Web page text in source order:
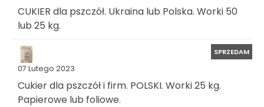
CUKIER dla pszczół. Ukraina lub Polska. Worki 50
lub 25 kg.
07 Lutego 2023
SPRZEDAM
Cukier dla pszczół i firm. POLSKI. Worki 25 kg.
Papierowe lub foliowe.